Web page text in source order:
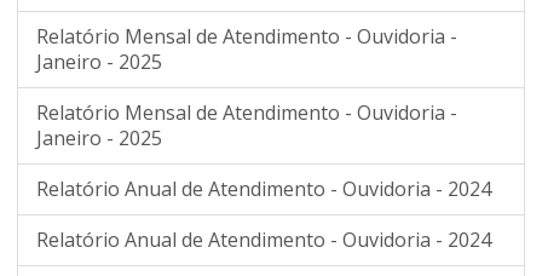
Relatório Mensal de Atendimento - Ouvidoria -
Janeiro - 2025
Relatório Mensal de Atendimento - Ouvidoria -
Janeiro - 2025
Relatório Anual de Atendimento - Ouvidoria - 2024
Relatório Anual de Atendimento - Ouvidoria - 2024